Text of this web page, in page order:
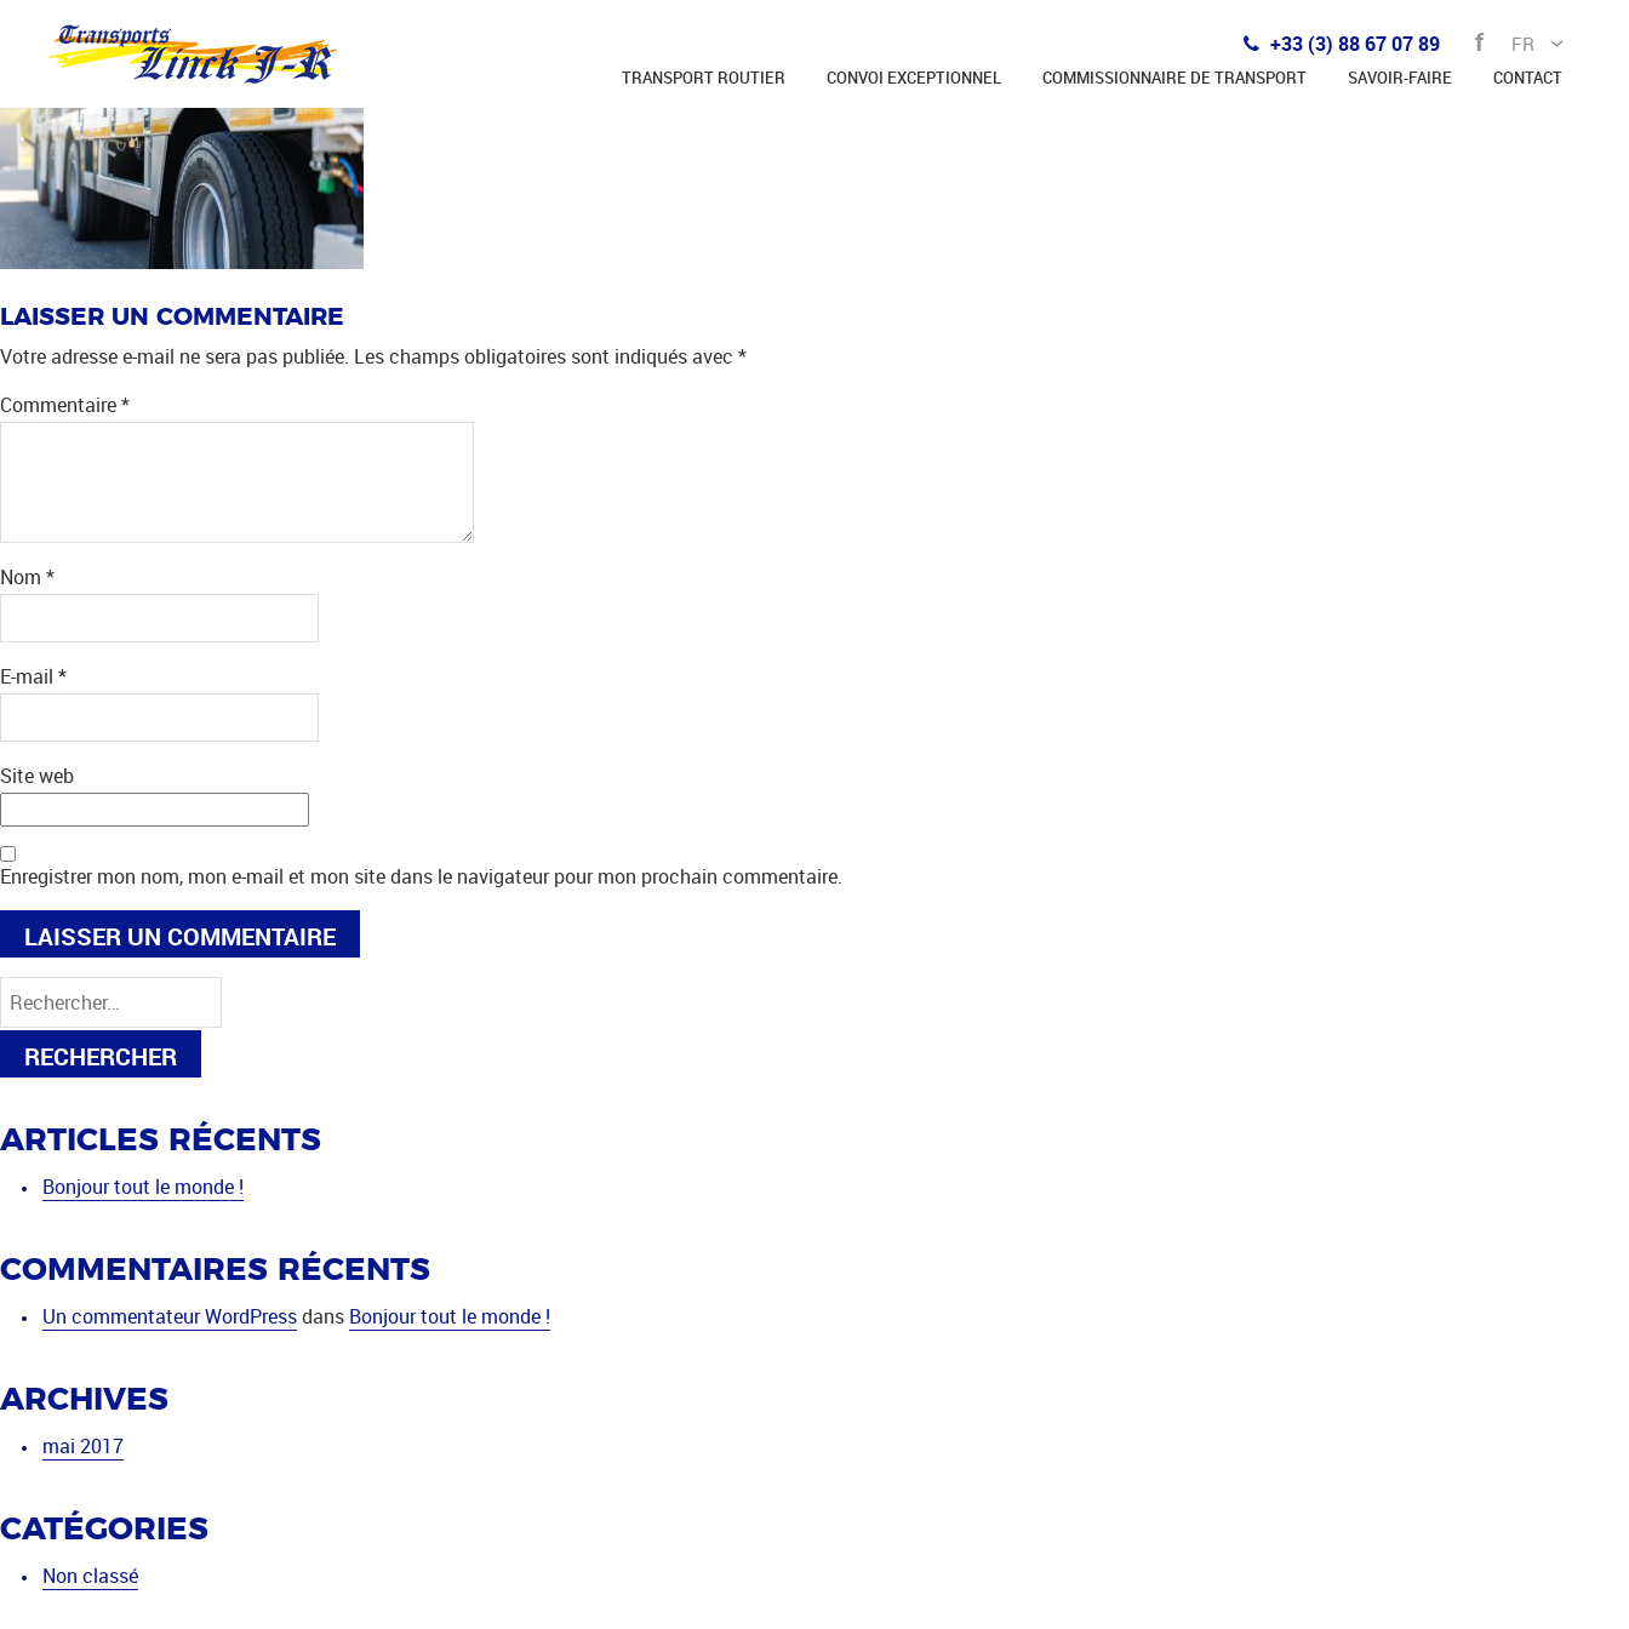
directement
+33 (3) 88 67 07 89 f
TRANSPORT ROUTIER CONVOI EXCEPTIONNEL COMMISSIONNAIRE DE TRANSPORT SAVOIR-FAIRE CONTACT
ACCUEIL
LAISSER UN COMMENTAIRE
Votre adresse e-mail ne sera pas publiée. Les champs obligatoires sont indiqués avec *
Commentaire*
Nom *
E-mail *
Site web
Enregistrer mon nom, mon e-mail et mon site dans le navigateur pour mon prochain commentaire.
Rechercher :
ARTICLES RÉCENTS
Bonjour tout le monde !
COMMENTAIRES RÉCENTS
Un commentateur WordPressdans Bonjour tout le monde !
ARCHIVES
mai 2017
CATÉGORIES
Non classé